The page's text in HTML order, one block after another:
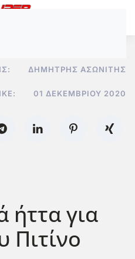
ΔΗΜΉΤΡΗΣ ΑΣΩΝΊΤΗΣ
01 ΔΕΚΕΜΒΡΊΟΥ 2020
ήττα για
Πιτίνο